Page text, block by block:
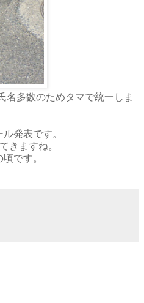
名多数のためタマで統一しま
発表です。
きますね。
です。